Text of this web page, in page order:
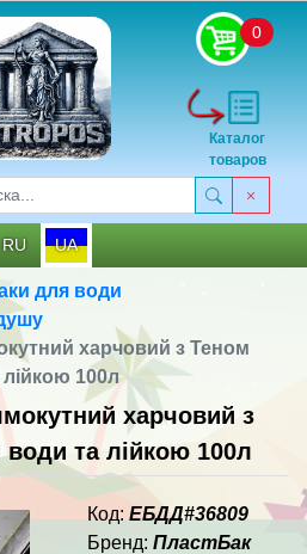
0
Каталог
товаров
RU UA
для води
харчовий з Теном
100л
харчовий з
води та лійкою 100л
Код: ЕБДД#36809
Бренд: ПластБак